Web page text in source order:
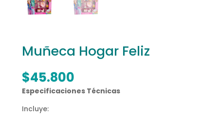
Muñeca Hogar Feliz
$45.800
Especificaciones Técnicas
Incluye: